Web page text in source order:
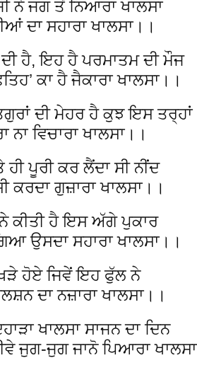
ਨੇ ਜਗ ਤੋਂ ਨਿਆਰਾ ਖਾਲਸਾ
ਦਾ ਸਹਾਰਾ ਖਾਲਸਾ।।
ਹੈ, ਇਹ ਹੈ ਪਰਮਾਤਮ ਦੀ ਮੌਜ
ਕਾ ਹੈ ਜੈਕਾਰਾ ਖਾਲਸਾ।।
ਦੀ ਮੇਹਰ ਹੈ ਕੁਝ ਇਸ ਤਰ੍ਹਾਂ
ਨਾ ਵਿਚਾਰਾ ਖਾਲਸਾ।।
ਪੂਰੀ ਕਰ ਲੈਂਦਾ ਸੀ ਨੀਂਦ
ਕਰਦਾ ਗੁਜ਼ਾਰਾ ਖਾਲਸਾ।।
ਕੀਤੀ ਹੈ ਇਸ ਅੱਗੇ ਪੁਕਾਰ
ਉਸਦਾ ਸਹਾਰਾ ਖਾਲਸਾ।।
ਹੋਏ ਜਿਵੇਂ ਇਹ ਫੁੱਲ ਨੇ
ਦਾ ਨਜ਼ਾਰਾ ਖਾਲਸਾ।।
ਖਾਲਸਾ ਸਾਜਨ ਦਾ ਦਿਨ
ਜੁਗ-ਜੁਗ ਜਾਨੋ ਪਿਆਰਾ